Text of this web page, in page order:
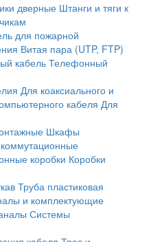
дверные Штанги и тяги к
для пожарной
Витая пара (UTP, FTP)
кабель Телефонный
Для коаксиального и
кабеля Для
Шкафы
коробки Коробки
Труба пластиковая
и комплектующие
Системы